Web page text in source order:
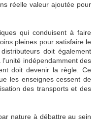
réelle valeur ajoutée pour
qui conduisent à faire
pleines pour satisfaire le
doit également
indépendamment des
doit devenir la règle. Ce
les enseignes cessent de
des transports et des
nature à débattre au sein